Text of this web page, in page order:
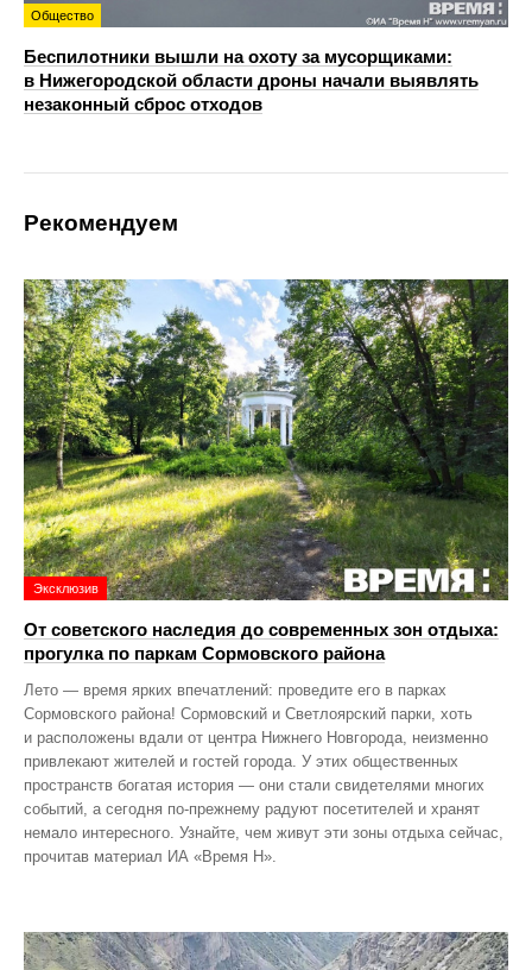
Общество
Беспилотники вышли на охоту за мусорщиками:
в Нижегородской области дроны начали выявлять
незаконный сброс отходов
Рекомендуем
Эксклюзив
От советского наследия до современных зон отдыха:
прогулка по паркам Сормовского района
Лето — время ярких впечатлений: проведите его в парках
Сормовского района! Сормовский и Светлоярский парки, хоть
и расположены вдали от центра Нижнего Новгорода, неизменно
привлекают жителей и гостей города. У этих общественных
пространств богатая история — они стали свидетелями многих
событий, а сегодня по‑прежнему радуют посетителей и хранят
немало интересного. Узнайте, чем живут эти зоны отдыха сейчас,
прочитав материал ИА «Время Н».